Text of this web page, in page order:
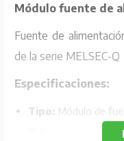
Módulo fuente de
Fuente de
de la serie MELSEC-Q
Especificaciones:
Tipo: Módulo de